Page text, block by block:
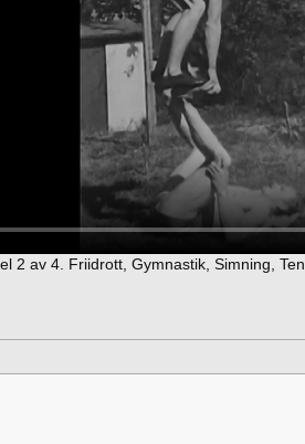
2 av 4. Friidrott, Gymnastik, Simning,